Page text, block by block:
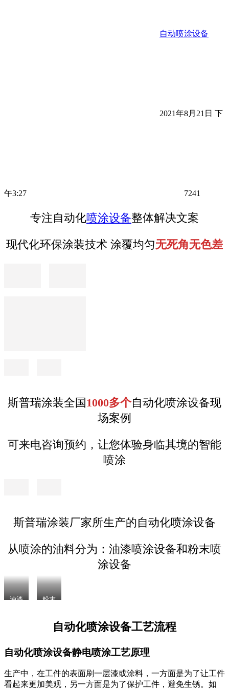
自动喷涂设备
2021年8月21日 下
午3:27 7241
专注自动化喷涂设备整体解决文案
现代化环保涂装技术 涂覆均匀无死角无色差
斯普瑞涂装全国1000多个自动化喷涂设备现
场案例
可来电咨询预约，让您体验身临其境的智能
喷涂
斯普瑞涂装厂家所生产的自动化喷涂设备
从喷涂的油料分为：油漆喷涂设备和粉末喷
涂设备
油漆
粉末
自动化喷涂设备工艺流程
自动化喷涂设备静电喷涂工艺原理
生产中，在工件的表面刷一层漆或涂料，一方面是为了让工件
看起来更加美观，另一方面是为了保护工件，避免生锈。如